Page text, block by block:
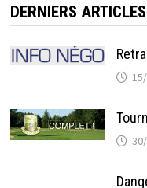
DERNIERS ARTICLES